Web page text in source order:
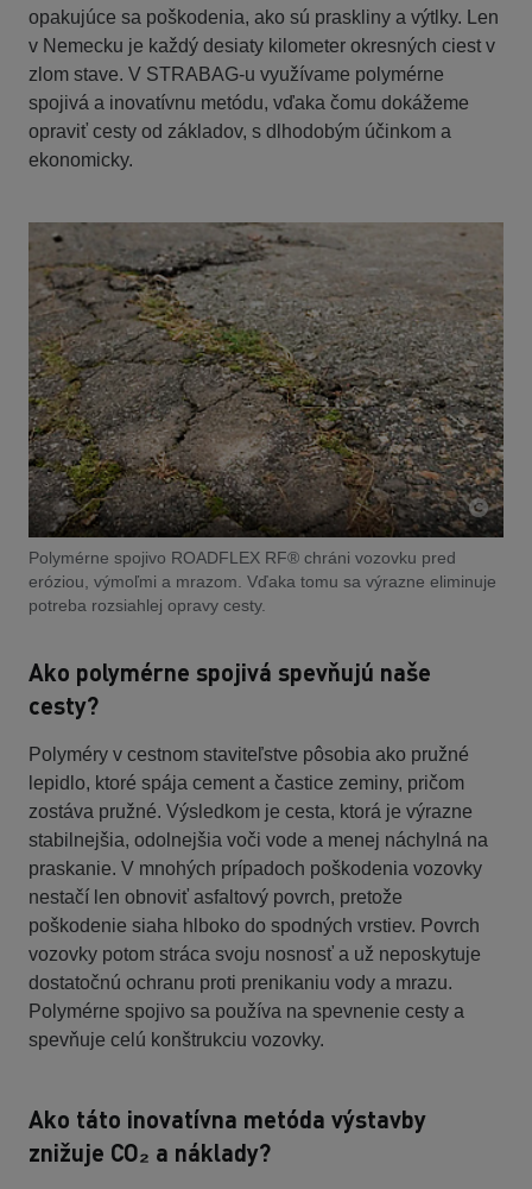
opakujúce sa poškodenia, ako sú praskliny a výtlky. Len
v Nemecku je každý desiaty kilometer okresných ciest v
zlom stave. V STRABAG-u využívame polymérne
spojivá a inovatívnu metódu, vďaka čomu dokážeme
opraviť cesty od základov, s dlhodobým účinkom a
ekonomicky.
Polymérne spojivo ROADFLEX RF® chráni vozovku pred
eróziou, výmoľmi a mrazom. Vďaka tomu sa výrazne eliminuje
potreba rozsiahlej opravy cesty.
Ako polymérne spojivá spevňujú naše
cesty?
Polyméry v cestnom staviteľstve pôsobia ako pružné
lepidlo, ktoré spája cement a častice zeminy, pričom
zostáva pružné. Výsledkom je cesta, ktorá je výrazne
stabilnejšia, odolnejšia voči vode a menej náchylná na
praskanie. V mnohých prípadoch poškodenia vozovky
nestačí len obnoviť asfaltový povrch, pretože
poškodenie siaha hlboko do spodných vrstiev. Povrch
vozovky potom stráca svoju nosnosť a už neposkytuje
dostatočnú ochranu proti prenikaniu vody a mrazu.
Polymérne spojivo sa používa na spevnenie cesty a
spevňuje celú konštrukciu vozovky.
Ako táto inovatívna metóda výstavby
znižuje CO₂ a náklady?